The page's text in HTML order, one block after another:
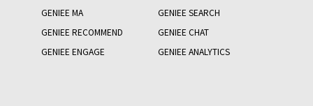
GENIEE MA
GENIEE SEARCH
GENIEE RECOMMEND
GENIEE CHAT
GENIEE ENGAGE
GENIEE ANALYTICS